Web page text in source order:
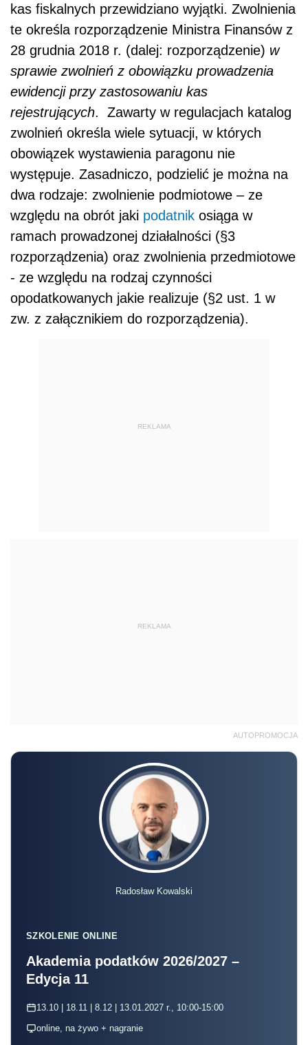
kas fiskalnych przewidziano wyjątki. Zwolnienia
te określa rozporządzenie Ministra Finansów z
28 grudnia 2018 r. (dalej: rozporządzenie) w
sprawie zwolnień z obowiązku prowadzenia
ewidencji przy zastosowaniu kas
rejestrujących. Zawarty w regulacjach katalog
zwolnień określa wiele sytuacji, w których
obowiązek wystawienia paragonu nie
występuje. Zasadniczo, podzielić je można na
dwa rodzaje: zwolnienie podmiotowe – ze
względu na obrót jaki podatnik osiąga w
ramach prowadzonej działalności (§3
rozporządzenia) oraz zwolnienia przedmiotowe
- ze względu na rodzaj czynności
opodatkowanych jakie realizuje (§2 ust. 1 w
zw. z załącznikiem do rozporządzenia).
REKLAMA
REKLAMA
AUTOPROMOCJA
Radosław Kowalski
SZKOLENIE ONLINE
Akademia podatków 2026/2027 –
Edycja 11
13.10 | 18.11 | 8.12 | 13.01.2027 r., 10:00-15:00
online, na żywo + nagranie